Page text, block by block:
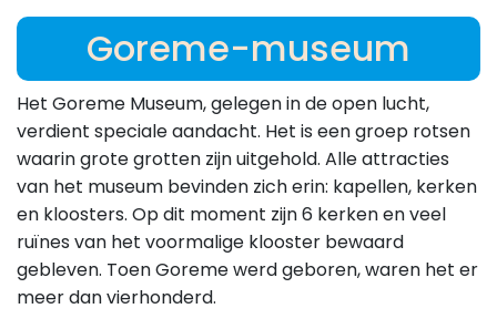
Goreme-museum
Het Goreme Museum, gelegen in de open lucht,
verdient speciale aandacht. Het is een groep rotsen
waarin grote grotten zijn uitgehold. Alle attracties
van het museum bevinden zich erin: kapellen, kerken
en kloosters. Op dit moment zijn 6 kerken en veel
ruïnes van het voormalige klooster bewaard
gebleven. Toen Goreme werd geboren, waren het er
meer dan vierhonderd.